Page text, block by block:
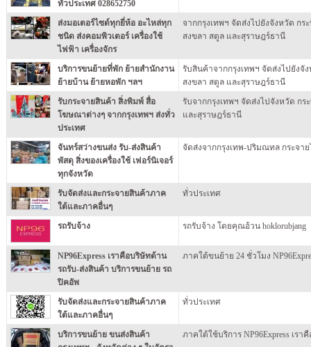
ทั่วประเทศ 028652750
ส่งมอเตอร์ไซด์ทุกยี่ห้อ อะไหล่ทุก
ชนิด ส่งคอมพิวเตอร์ เครื่องใช้
ไฟฟ้า เครื่องจักร
จากกรุงเทพฯ จัดส่งไปยังจังหวัด ก
สงขลา สตูล และสุราษฎร์ธานี
บริการขนย้ายที่พัก ย้ายสำนักงาน
ย้ายบ้าน ย้ายหอพัก ฯลฯ
รับสินค้าจากกรุงเทพฯ จัดส่งไปยังจั
สงขลา สตูล และสุราษฎร์ธานี
รับกระจายสินค้า สิ่งพิมพ์ สื่อ
โฆษณาต่างๆ จากกรุงเทพฯ ส่งทั่ว
ประเทศ
รับจากกรุงเทพฯ จัดส่งไปจังหวัด ก
และสุราษฎร์ธานี
จันทร์สว่างขนส่ง รับ-ส่งสินค้า
พัสดุ สิ่งของเครื่องใช้ เฟอร์นิเจอร์
ทุกจังหวัด
จัดส่งจากกรุงเทพ-ปริมณทล กระจา
รับจัดส่งและกระจายสินค้าภาค
ใต้และภาคอื่นๆ
ทั่วประเทศ
รถรับจ้าง รถรับจ้าง โดยคุณอ้วน hoklorubjang
NP96Express เราคือบริษัทด้าน
รถรับ-ส่งสินค้า บริการขนย้าย รถ
ปิคอัพ
ภาคใต้ขนย้าย 24 ชั่วโมง
รับจัดส่งและกระจายสินค้าภาค
ใต้และภาคอื่นๆ
ทั่วประเทศ
บริการขนย้าย ขนส่งสินค้า
ภาคใต้ใช้บริการ NP96Express เร